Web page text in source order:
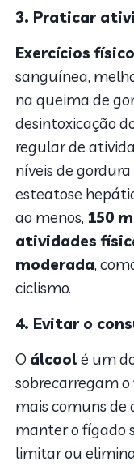
3. Praticar
Exercícios
sanguínea,
na queima de
desintoxicação
regular de
níveis de
esteatose
ao menos, 150
atividades
moderada,
ciclismo.
4. Evitar o
O álcoolé um
sobrecarregam
mais comuns de
manter o fígado
limitar ou